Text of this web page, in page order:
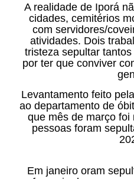
A realidade de Iporá
cidades, cemitérios
com servidores/
atividades. Dois
tristeza sepultar
por ter que conviver
Levantamento feito
ao departamento de
que mês de março
pessoas foram
Em janeiro oram